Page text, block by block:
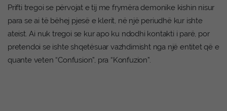
Prifti tregoi se përvojat e tij me frymëra demonike kishin nisur
para se ai të bëhej pjesë e klerit, në një periudhë kur ishte
ateist. Ai nuk tregoi se kur apo ku ndodhi kontakti i parë, por
pretendoi se ishte shqetësuar vazhdimisht nga një entitet që e
quante veten “Confusion”, pra “Konfuzion”.